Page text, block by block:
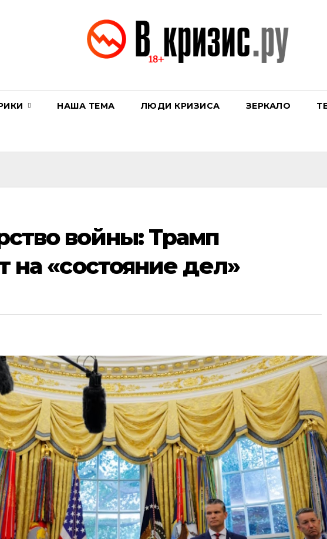
НАША ТЕМА ЛЮДИ КРИЗИСА ЗЕРКАЛО
войны: Трамп
на «состояние дел»